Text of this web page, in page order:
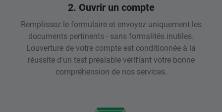
2. Ouvrir un compte
Remplissez le formulaire et envoyez uniquement les
documents pertinents - sans formalités inutiles.
L'ouverture de votre compte est conditionnée à la
réussite d'un test préalable vérifiant votre bonne
compréhension de nos services.